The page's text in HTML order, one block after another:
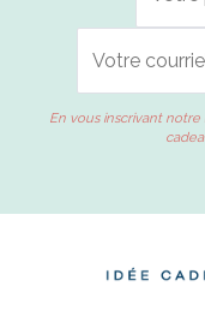
En vous inscrivant